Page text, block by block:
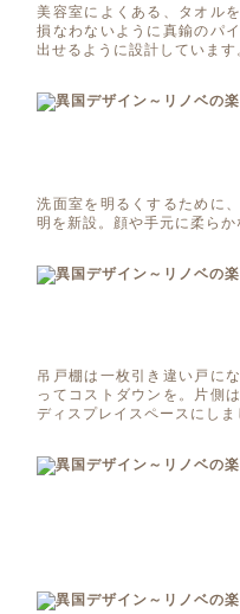
美容室によくある、タオル
損なわないように真鍮のパ
出せるように設計しています
洗面室を明るくするために
明を新設。顔や手元に柔らか
吊戸棚は一枚引き違い戸に
ってコストダウンを。片側
ディスプレイスペースにしま